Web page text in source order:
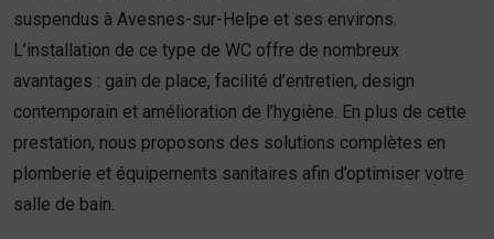
suspendus à Avesnes-sur-Helpe et ses environs.
L’installation de ce type de WC offre de nombreux
avantages : gain de place, facilité d’entretien, design
contemporain et amélioration de l’hygiène. En plus de cette
prestation, nous proposons des solutions complètes en
plomberie et équipements sanitaires afin d’optimiser votre
salle de bain.